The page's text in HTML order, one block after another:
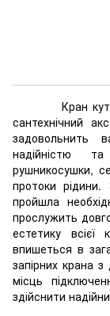
Кран кутовий
сантехнічний
задовольнить
надійністю та
рушникосушки,
протоки рідини.
пройшла
прослужить
естетику всієї
впишеться в
запірних крана
місць
здійснити